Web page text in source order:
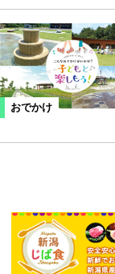
おでかけ